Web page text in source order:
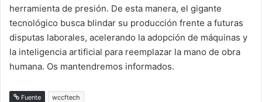
herramienta de presión. De esta manera, el gigante
tecnológico busca blindar su producción frente a futuras
disputas laborales, acelerando la adopción de máquinas y
la inteligencia artificial para reemplazar la mano de obra
humana. Os mantendremos informados.
Fuente wccftech